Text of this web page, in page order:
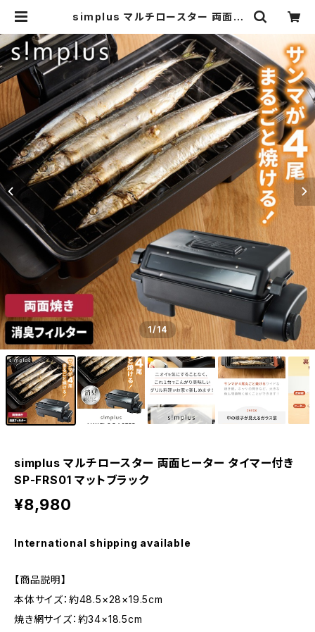
simplus マルチロースター 両面ヒ
ットブラック | simplus シンプラス
Official Store
1/14
simplus マルチロースター 両面ヒーター タイマー付き
SP-FRS01 マットブラック
¥8,980
International shipping available
【商品説明】
本体サイズ：約48.5×28×19.5cm
焼き網サイズ：約34×18.5cm